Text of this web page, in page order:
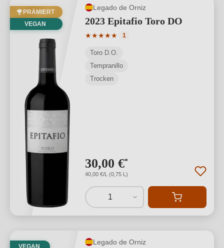
PRÄMIERT
VEGAN
Legado de Orniz
2023 Epitafio Toro DO
★★★★★
Durchschnittliche Bewertung von 5
1
Toro D.O.
Tempranillo
Trocken
30,00 €*
40,00 €/L (0,75 L)
1
VEGAN
Legado de Orniz